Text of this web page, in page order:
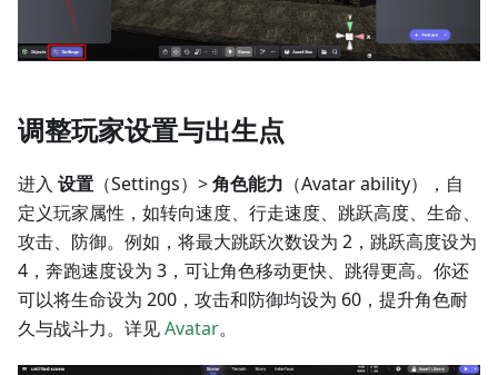
调整玩家设置与出生点
进入 设置 （Settings）>角色能力 （Avatar ability），自
定义玩家属性，如转向速度、行走速度、跳跃高度、生命、
攻击、防御。例如，将最大跳跃次数设为 2，跳跃高度设为
4，奔跑速度设为 3，可让角色移动更快、跳得更高。你还
可以将生命设为 200，攻击和防御均设为 60，提升角色耐
久与战斗力。详见Avatar。